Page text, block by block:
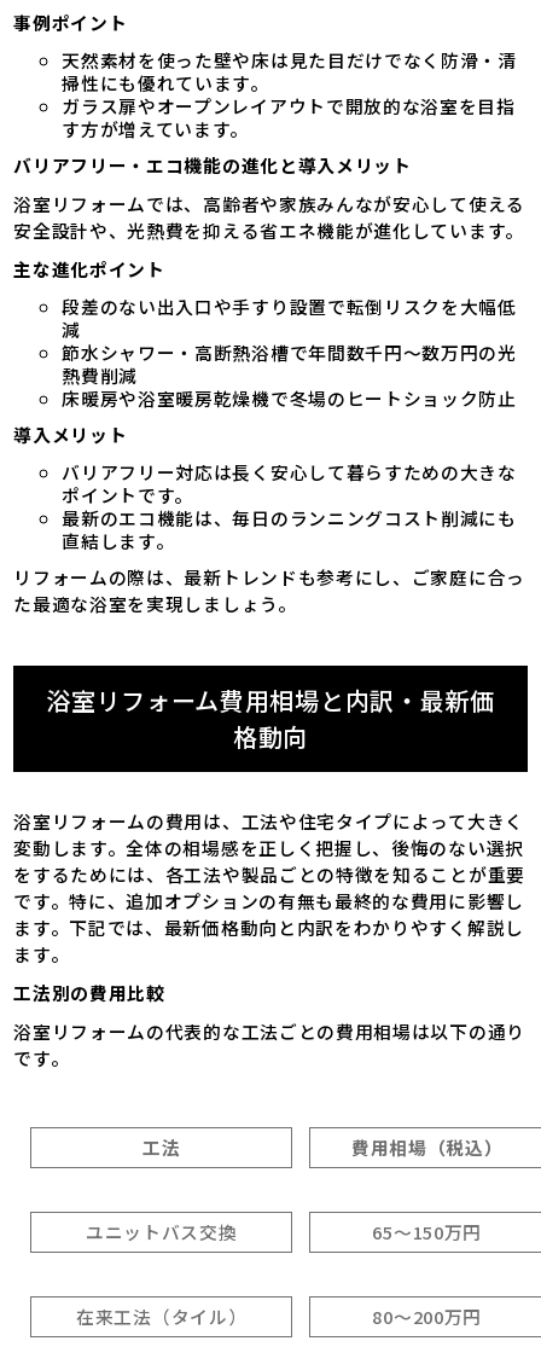
事例ポイント
天然素材を使った壁や床は見た目だけでなく防滑・清
掃性にも優れています。
ガラス扉やオープンレイアウトで開放的な浴室を目指
す方が増えています。
バリアフリー・エコ機能の進化と導入メリット
浴室リフォームでは、高齢者や家族みんなが安心して使える
安全設計や、光熱費を抑える省エネ機能が進化しています。
主な進化ポイント
段差のない出入口や手すり設置で転倒リスクを大幅低
減
節水シャワー・高断熱浴槽で年間数千円～数万円の光
熱費削減
床暖房や浴室暖房乾燥機で冬場のヒートショック防止
導入メリット
バリアフリー対応は長く安心して暮らすための大きな
ポイントです。
最新のエコ機能は、毎日のランニングコスト削減にも
直結します。
リフォームの際は、最新トレンドも参考にし、ご家庭に合っ
た最適な浴室を実現しましょう。
浴室リフォーム費用相場と内訳・最新価
格動向
浴室リフォームの費用は、工法や住宅タイプによって大きく
変動します。全体の相場感を正しく把握し、後悔のない選択
をするためには、各工法や製品ごとの特徴を知ることが重要
です。特に、追加オプションの有無も最終的な費用に影響し
ます。下記では、最新価格動向と内訳をわかりやすく解説し
ます。
工法別の費用比較
浴室リフォームの代表的な工法ごとの費用相場は以下の通り
です。
工法 費用相場（税込）
ユニットバス交換 65～150万円
在来工法（タイル） 80～200万円